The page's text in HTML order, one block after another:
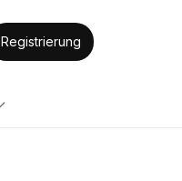
Registrierung